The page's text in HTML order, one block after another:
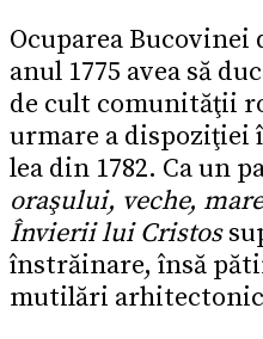
Ocuparea
anul 1775 avea să
de cult comunităţii
urmare a dispoziţiei
lea din 1782. Ca un
oraşului, veche,
Învierii lui Cristos
înstrăinare, însă
mutilări